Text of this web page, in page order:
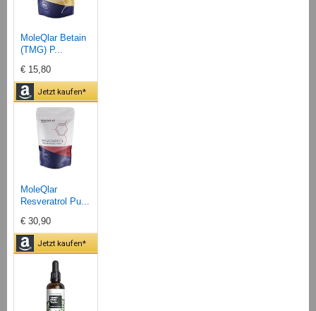
MoleQlar Betain
(TMG) P...
€ 15,80
Jetzt kaufen*
MoleQlar
Resveratrol Pu...
€ 30,90
Jetzt kaufen*